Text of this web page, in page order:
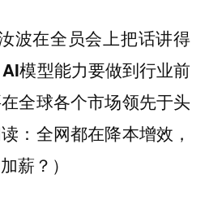
波在全员会上把话讲得
模型能力要做到行业前
全球各个市场领先于头
： 全网都在降本增效，
薪？ ）